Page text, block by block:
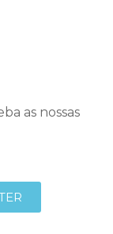
as nossas